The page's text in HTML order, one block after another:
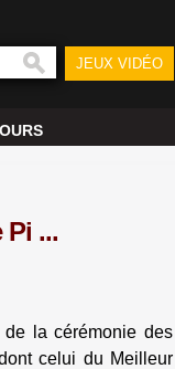
JEUX VIDÉO
...
de la cérémonie des
celui du Meilleur